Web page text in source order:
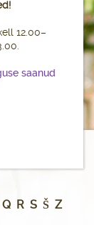
12.00–
saanud
Q R S Š Z